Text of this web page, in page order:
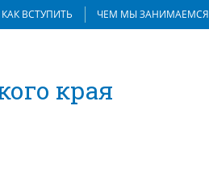
КАК ВСТУПИТЬ ЧЕМ МЫ ЗАНИМАЕМСЯ
края